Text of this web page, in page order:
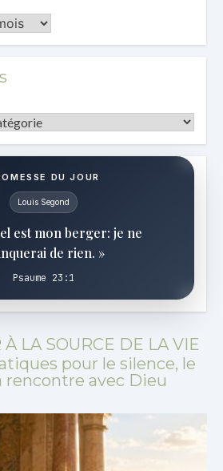
DU JOUR
Louis Segond
est mon berger: je ne
de rien. »
Psaume 23:1
À LA SOURCE DE LA VIE
pour le silence, le
rencontre avec Dieu